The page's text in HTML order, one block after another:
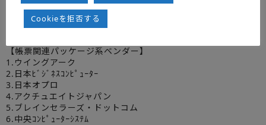
【ﾊﾞｯｸｱｯﾌﾟｱﾌﾟﾗｲｱﾝｽﾒｰｶｰ】
1.日本ｸｱﾝﾀﾑｽﾄﾚｰｼﾞ
【帳票関連パッケージ系ベンダー】
1.ウイングアーク
2.日本ﾋﾞｼﾞﾈｽｺﾝﾋﾟｭｰﾀｰ
3.日本オプロ
4.アクチュエイトジャパン
5.ブレインセラーズ・ドットコム
6.中央ｺﾝﾋﾟｭｰﾀｰｼｽﾃﾑ
Cookieを拒否する